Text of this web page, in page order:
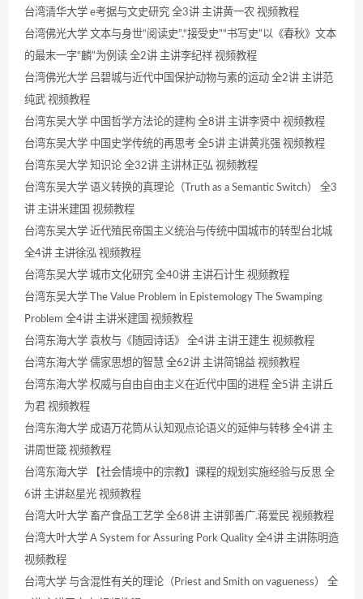
台湾清华大学 e考据与文史研究 全3讲 主讲黄一农 视频教程
台湾佛光大学 文本与身世“阅读史”.“接受史”“书写史”以《春秋》文本
的最末一字“麟”为例读 全2讲 主讲李纪祥 视频教程
台湾佛光大学 吕碧城与近代中国保护动物与素的运动 全2讲 主讲范
纯武 视频教程
台湾东吴大学 中国哲学方法论的建构 全8讲 主讲李贤中 视频教程
台湾东吴大学 中国史学传统的再思考 全5讲 主讲黄兆强 视频教程
台湾东吴大学 知识论 全32讲 主讲林正弘 视频教程
台湾东吴大学 语义转换的真理论（Truth as a Semantic Switch） 全3
讲 主讲米建国 视频教程
台湾东吴大学 近代殖民帝国主义统治与传统中国城市的转型台北城
全4讲 主讲徐泓 视频教程
台湾东吴大学 城市文化研究 全40讲 主讲石计生 视频教程
台湾东吴大学 The Value Problem in Epistemology The Swamping
Problem 全4讲 主讲米建国 视频教程
台湾东海大学 袁枚与《随园诗话》 全4讲 主讲王建生 视频教程
台湾东海大学 儒家思想的智慧 全62讲 主讲简锦益 视频教程
台湾东海大学 权威与自由自由主义在近代中国的进程 全5讲 主讲丘
为君 视频教程
台湾东海大学 成语万花筒从认知观点论语义的延伸与转移 全4讲 主
讲周世箴 视频教程
台湾东海大学 【社会情境中的宗教】课程的规划实施经验与反思 全
6讲 主讲赵星光 视频教程
台湾大叶大学 畜产食品工艺学 全68讲 主讲郭善广.蒋爱民 视频教程
台湾大叶大学 A System for Assuring Pork Quality 全4讲 主讲陈明造
视频教程
台湾大学 与含混性有关的理论（Priest and Smith on vagueness） 全